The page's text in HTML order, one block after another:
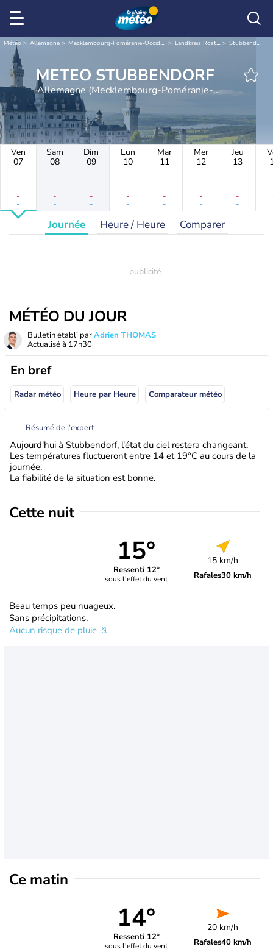
Météo Allemagne Mecklembourg-Poméranie-Occidentale Landkreis Rostock Stubbendorf
METEO STUBBENDORF
Allemagne (Mecklembourg-Poméranie-
Occidentale)
Ven
07
-
-
Sam
08
-
-
Dim
09
-
-
Lun
10
-
-
Mar
11
-
-
Mer
12
-
-
Jeu
13
-
-
Journée Heure / Heure Comparer
MÉTÉO DU JOUR
Bulletin établi parAdrien THOMAS
Actualisé à 17h30
En bref
Radar météo Heure par Heure Comparateur météo
Résumé de l’expert
Aujourd'hui à Stubbendorf, l'état du ciel restera changeant.
Les températures fluctueront entre 14 et 19°C au cours de la
journée.
La fiabilité de la situation est bonne.
Cette nuit
15°
Ressenti 12°
sous l'effet du vent
15 km/h
Rafales30 km/h
Beau temps peu nuageux.
Sans précipitations.
Aucun risque de pluie
Ce matin
14°
Ressenti 12°
sous l'effet du vent
20 km/h
Rafales40 km/h